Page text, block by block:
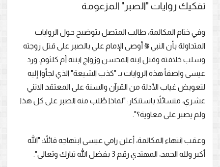
تفكيك روايات "الصبر" المزعومة
وفي ختام المكالمة، طالب المتصل بتوضيح حول الروايات
المتداولة بأن النبي ﷺ أوصى الإمام علي بالصبر على قتل زوجته
وسلب خلافته وقتل ابنه المحسن وزواج ابنته أم كلثوم. ورد
عيسى واصفاً هذه الروايات بـ "كذب الشيعة" الذي لجأوا إليه
لتعويض غياب الأدلة من القرآن والسنة على المعتقد الاثني
عشري، متسائلاً باستنكار: "لماذا طُلب منه الصبر على كل هذا
ولم يصبر على معاوية؟".
وعقب انتهاء المكالمة، أعلن رامي عيسى ابتهاجه قائلاً: "الله
أكبر ولله الحمد، المهتدي رقم 3 بفضل الله تبارك وتعالى".